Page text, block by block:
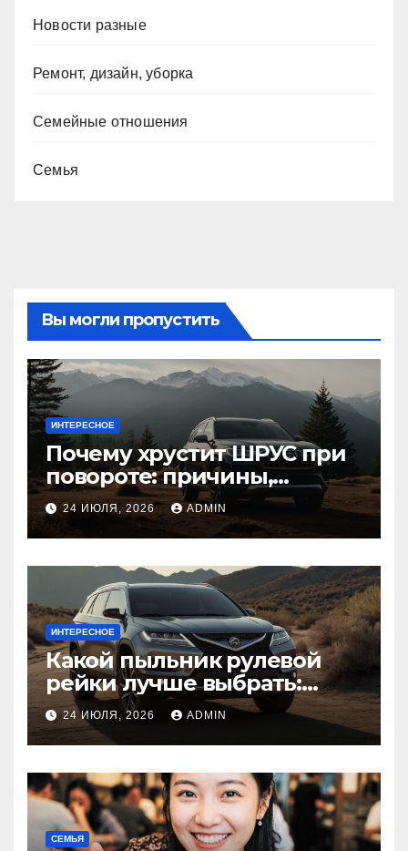
Новости разные
Ремонт, дизайн, уборка
Семейные отношения
Семья
Вы могли пропустить
ИНТЕРЕСНОЕ
Почему хрустит ШРУС при
повороте: причины,
диагностика
24 ИЮЛЯ, 2026 ADMIN
ИНТЕРЕСНОЕ
Какой пыльник рулевой
рейки лучше выбрать:
оригинальный или аналог,
резина или полиуретан
24 ИЮЛЯ, 2026 ADMIN
СЕМЬЯ